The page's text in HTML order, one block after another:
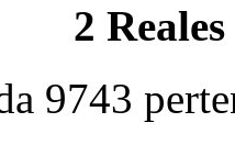
2
9743